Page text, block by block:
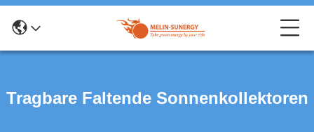
Tragbare Faltende Sonnenkollektoren